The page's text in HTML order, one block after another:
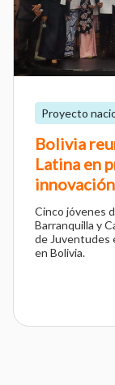
Proyecto
Bolivia
Latina en
innovación
Cinco jóvenes
Barranquilla y
de Juventudes
en Bolivia.